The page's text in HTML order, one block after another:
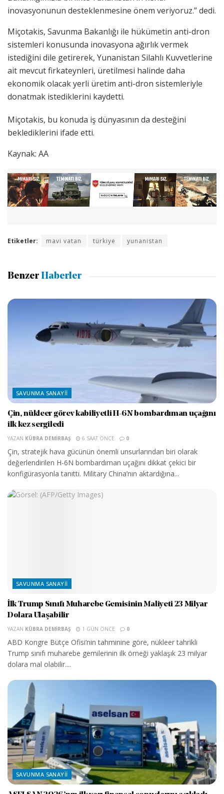
inovasyonunun desteklenmesine önem veriyoruz.” dedi.
Miçotakis, Savunma Bakanlığı ile hükümetin anti-dron
sistemleri konusunda inovasyona ağırlık vermek
istediğini dile getirerek, Yunanistan Silahlı Kuvvetlerine
ait mevcut firkateynleri, üretilmesi halinde daha
ekonomik olacak yerli üretim anti-dron sistemleriyle
donatmak istediklerini kaydetti.
Miçotakis, bu konuda iş dünyasının da desteğini
beklediklerini ifade etti.
Kaynak: AA
Etiketler: mavi vatan türkiye yunanistan
Benzer Haberler
SAVUNMA SANAYII
Çin, nükleer görev kabiliyetli H-6N bombardıman uçağını
ilk kez sergiledi
YAZAN KÜBRA DEMIRBAŞ 6 SAAT ÖNCE 0
Çin, stratejik hava gücünün önemli unsurlarından biri olarak
değerlendirilen H-6N bombardıman uçağını dikkat çekici bir
konfigürasyonla tanıttı. Military China’nın aktardığına...
SAVUNMA SANAYII
İlk Trump Sınıfı Muharebe Gemisinin Maliyeti 23 Milyar
Dolara Ulaşabilir
YAZAN KÜBRA DEMIRBAŞ 1 GÜN ÖNCE 0
ABD Kongre Bütçe Ofisi’nin tahminine göre, nükleer tahrikli
Trump sınıfı muharebe gemilerinin ilk örneği yaklaşık 23 milyar
dolara mal olabilir....
SAVUNMA SANAYII